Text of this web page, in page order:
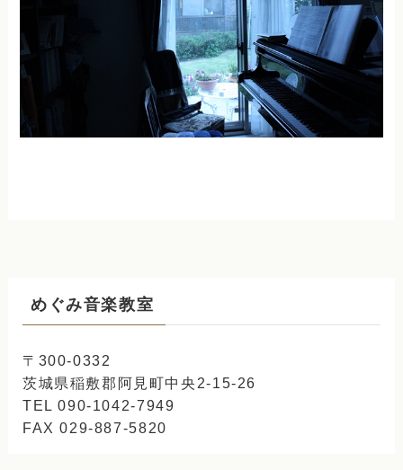
めぐみ音楽教室
〒300-0332
茨城県稲敷郡阿見町中央2-15-26
TEL 090-1042-7949
FAX 029-887-5820